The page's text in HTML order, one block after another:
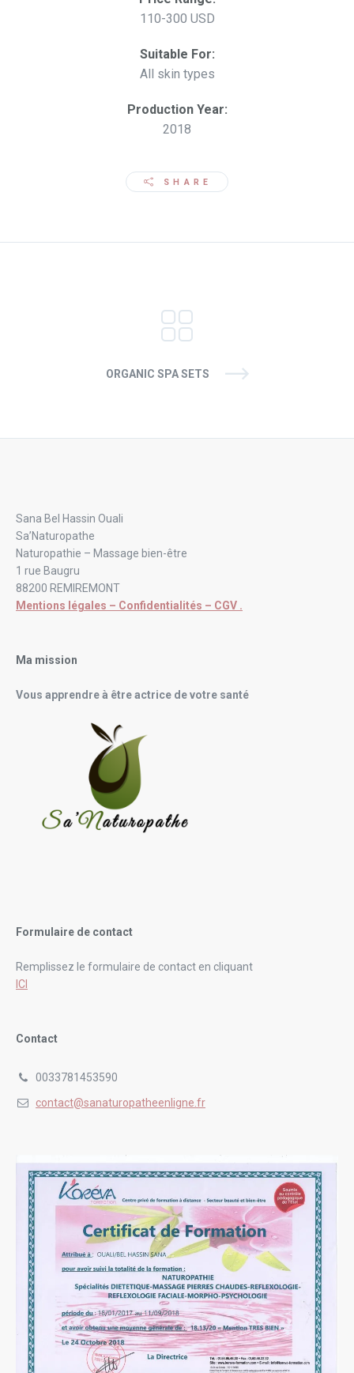
110-300 USD
Suitable For:
All skin types
Production Year:
2018
SHARE
ORGANIC SPA SETS
Sana Bel Hassin Ouali
Sa’Naturopathe
Naturopathie – Massage bien-être
1 rue Baugru
88200 REMIREMONT
Mentions légales – Confidentialités – CGV .
Ma mission
Vous apprendre à être actrice de votre santé
Formulaire de contact
Remplissez le formulaire de contact en cliquant
ICI
Contact
0033781453590
contact@sanaturopatheenligne.fr